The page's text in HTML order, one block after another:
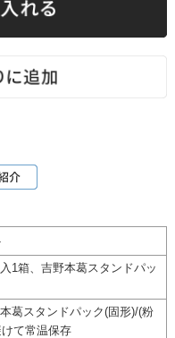
1箱、吉野本葛スタンドパッ
葛スタンドパック(固形)/(粉
て常温保存